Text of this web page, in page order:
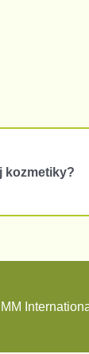
kozmetiky?